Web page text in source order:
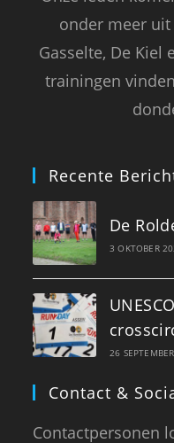
onder meer uit
Gasselte, De Kiel
trainingen
Recente
De
3 OKTOBER
26
Contact &
Contactpersonen